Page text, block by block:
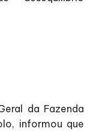
da Fazenda
informou que